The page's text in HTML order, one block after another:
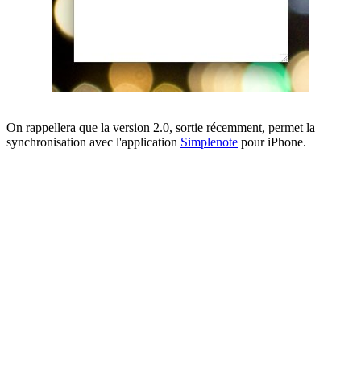
On rappellera que la version 2.0, sortie récemment, permet la
synchronisation avec l'application Simplenote pour iPhone.